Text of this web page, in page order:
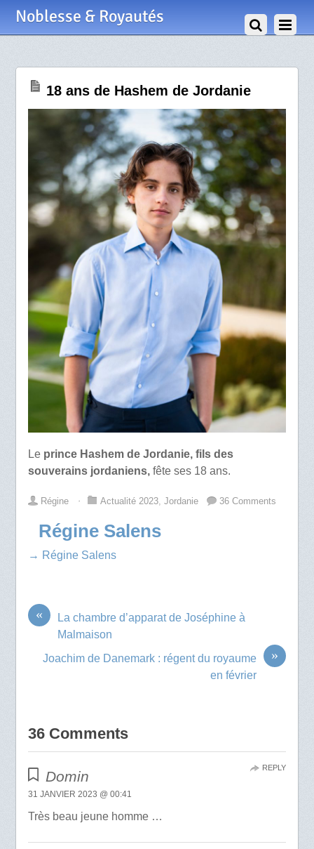
Noblesse & Royautés
18 ans de Hashem de Jordanie
Le prince Hashem de Jordanie, fils des
souverains jordaniens,fête ses 18 ans.
Régine ⋅ Actualité 2023, Jordanie 36 Comments
Régine Salens
→ Régine Salens
«
La chambre d’apparat de Joséphine à
Malmaison
»
Joachim de Danemark : régent du royaume
en février
36 Comments
Domin
31 JANVIER 2023 @ 00:41
Très beau jeune homme …
REPLY